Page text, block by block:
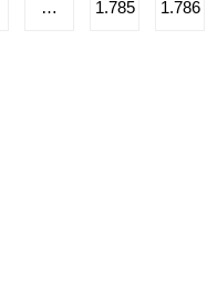
… 1.785 1.786